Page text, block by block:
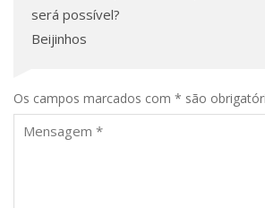
será possível?
Beijinhos
Os campos marcados com * são